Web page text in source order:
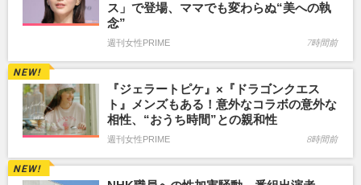
ス」で登場、ママでも変わらぬ“美への執
念”
週刊女性PRIME 7時間前
『ジェラートピケ』×『ドラゴンクエス
ト』メンズもある！意外なコラボの意外な
相性、“おうち時間”との親和性
週刊女性PRIME 8時間前